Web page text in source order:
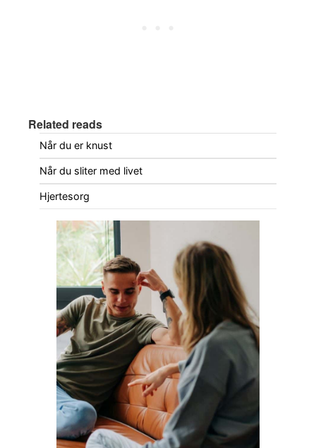
Related reads
Når du er knust
Når du sliter med livet
Hjertesorg